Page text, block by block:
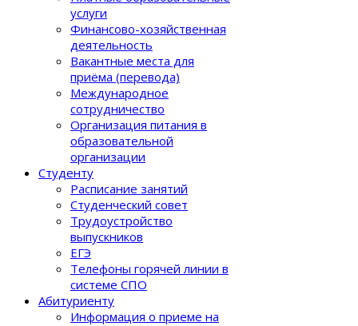
услуги
Финансово-хозяйственная
деятельность
Вакантные места для
приёма (перевода)
Международное
сотрудничество
Организация питания в
образовательной
организации
Студенту
Расписание занятий
Студенческий совет
Трудоустройство
выпускников
ЕГЭ
Телефоны горячей линии в
системе СПО
Абитуриенту
Информация о приеме на